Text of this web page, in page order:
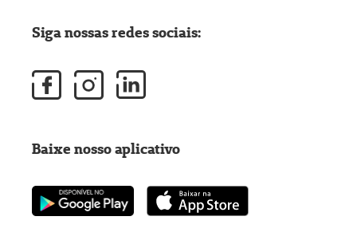
Siga nossas redes sociais:
Baixe nosso aplicativo